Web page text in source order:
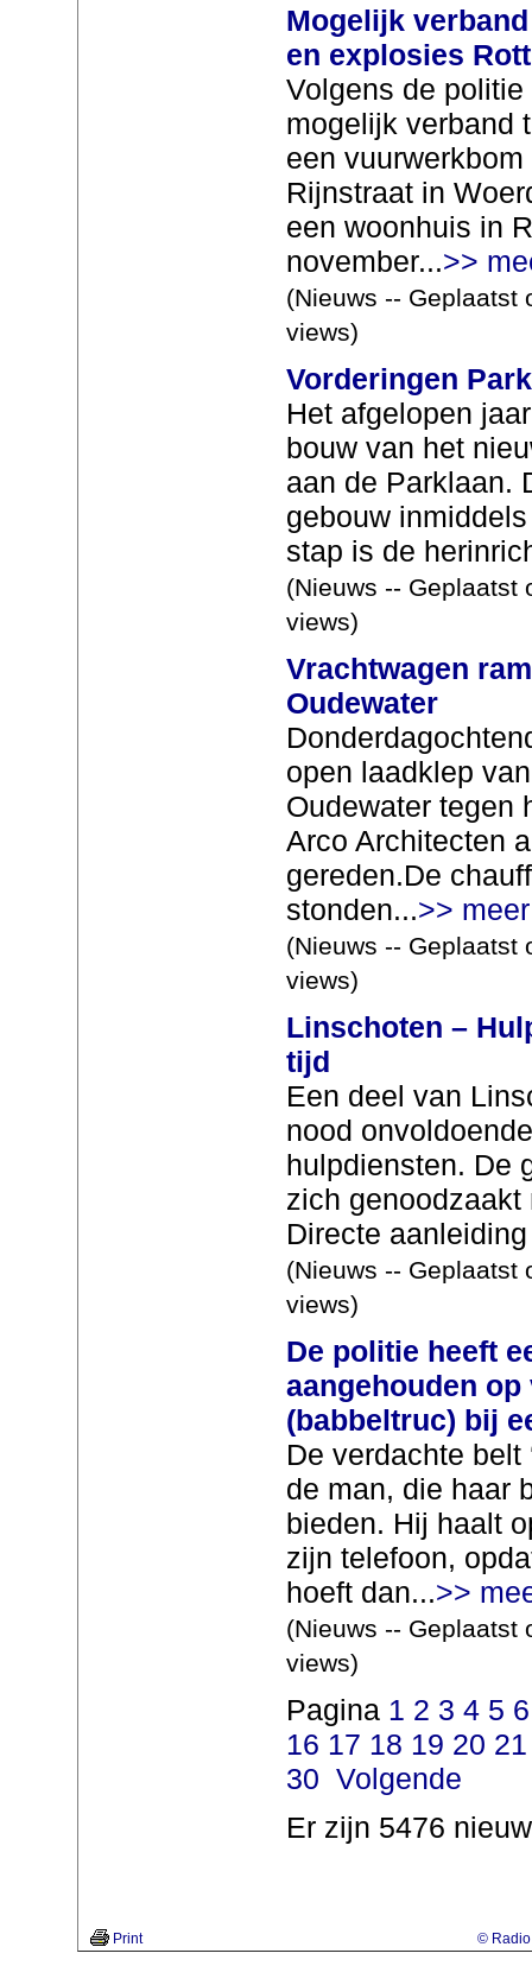
Mogelijk
en explosies
Volgens de
mogelijk verband
een
Rijnstraat in
een woonhuis in
november...>>
(Nieuws -- Geplaatst
views)
Vorderingen
Het afgelopen
bouw van het
aan de Parklaan.
gebouw
stap is de
(Nieuws -- Geplaatst
views)
Vrachtwagen
Oudewater
open laadklep
Oudewater tegen
Arco Architecten
gereden.De
stonden...>> meer
(Nieuws -- Geplaatst
views)
Linschoten –
tijd
Een deel van
nood
hulpdiensten. De
zich genoodzaakt
Directe
(Nieuws -- Geplaatst
views)
De politie heeft
aangehouden
(babbeltruc) bij
De verdachte belt
de man, die haar
bieden. Hij haalt
zijn telefoon,
hoeft dan...>>
(Nieuws -- Geplaatst
views)
Pagina 1 2 3 4 5 6
16 17 18 19 20 21
30 Volgende
Er zijn 5476
Print © Radio